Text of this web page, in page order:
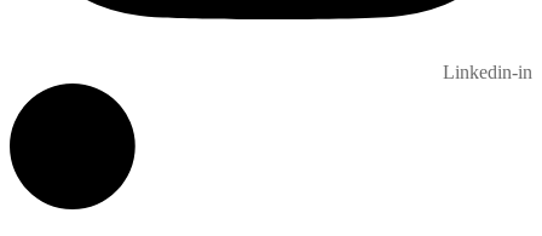
Linkedin-in